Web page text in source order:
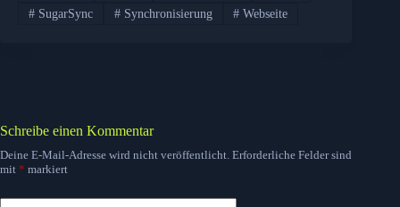
#SugarSync #Synchronisierung # Webseite
Schreibe einen Kommentar
Deine E-Mail-Adresse wird nicht veröffentlicht. Erforderliche Felder sind
mit * markiert